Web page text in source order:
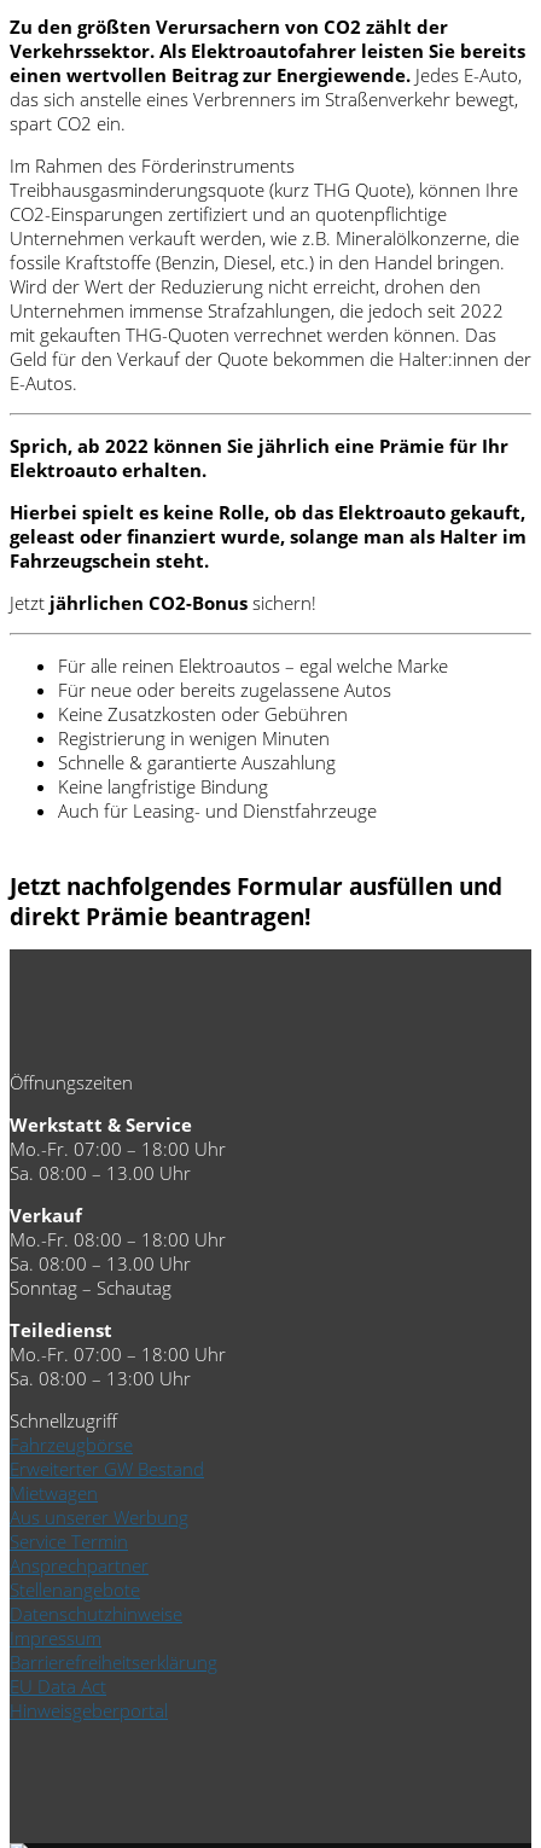
Zu den größten Verursachern von CO2 zählt der
Verkehrssektor. Als Elektroautofahrer leisten Sie bereits
einen wertvollen Beitrag zur Energiewende. Jedes E-Auto,
das sich anstelle eines Verbrenners im Straßenverkehr bewegt,
spart CO2 ein.
Im Rahmen des Förderinstruments
Treibhausgasminderungsquote (kurz THG Quote), können Ihre
CO2-Einsparungen zertifiziert und an quotenpflichtige
Unternehmen verkauft werden, wie z.B. Mineralölkonzerne, die
fossile Kraftstoffe (Benzin, Diesel, etc.) in den Handel bringen.
Wird der Wert der Reduzierung nicht erreicht, drohen den
Unternehmen immense Strafzahlungen, die jedoch seit 2022
mit gekauften THG-Quoten verrechnet werden können. Das
Geld für den Verkauf der Quote bekommen die Halter:innen der
E-Autos.
Sprich, ab 2022 können Sie jährlich eine Prämie für Ihr
Elektroauto erhalten.
Hierbei spielt es keine Rolle, ob das Elektroauto gekauft,
geleast oder finanziert wurde, solange man als Halter im
Fahrzeugschein steht.
Jetzt jährlichen CO2-Bonus sichern!
Für alle reinen Elektroautos – egal welche Marke
Für neue oder bereits zugelassene Autos
Keine Zusatzkosten oder Gebühren
Registrierung in wenigen Minuten
Schnelle & garantierte Auszahlung
Keine langfristige Bindung
Auch für Leasing- und Dienstfahrzeuge
Jetzt nachfolgendes Formular ausfüllen und
direkt Prämie beantragen!
Öffnungszeiten
Werkstatt & Service
Mo.-Fr. 07:00 – 18:00 Uhr
Sa. 08:00 – 13.00 Uhr
Verkauf
Mo.-Fr. 08:00 – 18:00 Uhr
Sa. 08:00 – 13.00 Uhr
Sonntag – Schautag
Teiledienst
Mo.-Fr. 07:00 – 18:00 Uhr
Sa. 08:00 – 13:00 Uhr
Schnellzugriff
Fahrzeugbörse
Erweiterter GW Bestand
Mietwagen
Aus unserer Werbung
Service Termin
Ansprechpartner
Stellenangebote
Datenschutzhinweise
Impressum
Barrierefreiheitserklärung
EU Data Act
Hinweisgeberportal